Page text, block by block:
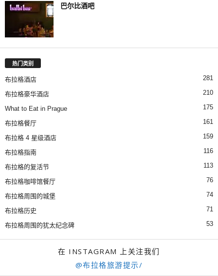
巴尔比酒吧
热门类别
布拉格酒店 281
布拉格豪华酒店 210
What to Eat in Prague 175
布拉格餐厅 161
布拉格 4 星级酒店 159
布拉格指南 116
布拉格的复活节 113
布拉格咖啡馆餐厅 76
布拉格周围的城堡 74
布拉格历史 71
布拉格周围的犹太纪念碑 53
在 INSTAGRAM 上关注我们
@布拉格旅游提示/